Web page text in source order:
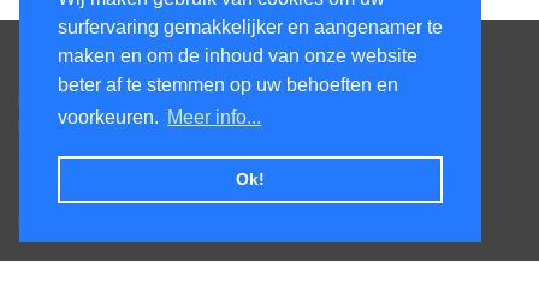
surfervaring gemakkelijker en aangenamer te
maken en om de inhoud van onze website
beter af te stemmen op uw behoeften en
voorkeuren. Meer info...
Ok!
Contacteer ons
Honsdonkstraat 25A
3120 Tremelo